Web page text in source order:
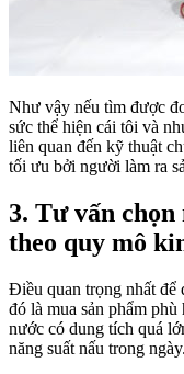
Như vậy nếu tìm được
sức thể hiện cái tôi và
liên quan đến kỹ thuật
tối ưu bởi người làm ra
3. Tư vấn
theo quy mô
Điều quan trọng nhất để
đó là mua sản phẩm
nước có dung tích quá
năng suất nấu trong ngày.